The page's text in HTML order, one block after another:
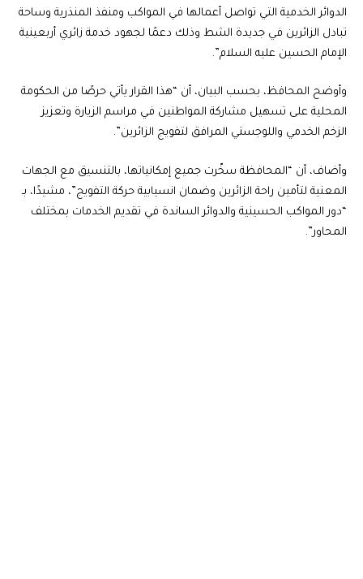
الدوائر الخدمية التي تواصل أعمالها في المواكب ومنفذ المنذرية وساحة
تبادل الزائرين في جديدة الشط وذلك دعمًا لجهود خدمة زائري أربعينية
الإمام الحسين عليه السلام”.
وأوضح المحافظ، بحسب البيان، أن “هذا القرار يأتي حرصًا من الحكومة
المحلية على تسهيل مشاركة المواطنين في مراسم الزيارة وتعزيز
الزخم الخدمي واللوجستي المرافق لتفويج الزائرين”.
وأضاف، أن “المحافظة سخّرت جميع إمكانياتها، بالتنسيق مع الجهات
المعنية لتأمين راحة الزائرين وضمان انسيابية حركة التفويج”، مشيدًا، بـ
“دور المواكب الحسينية والدوائر الساندة في تقديم الخدمات بمختلف
المحاور”.